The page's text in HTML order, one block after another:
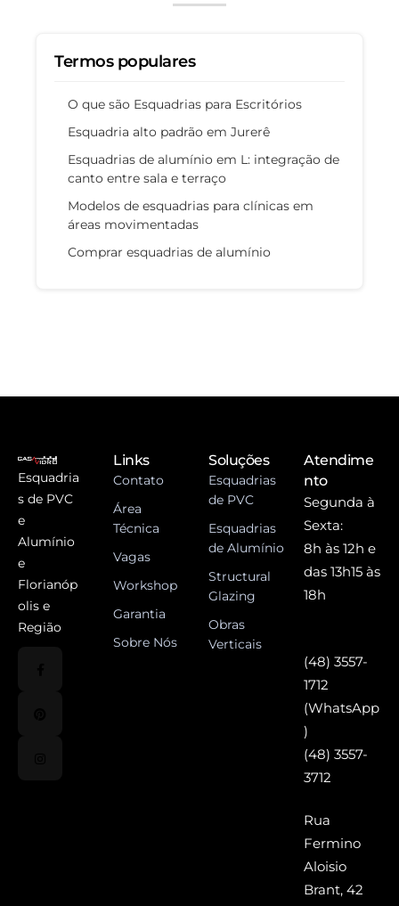
Termos populares
O que são Esquadrias para Escritórios
Esquadria alto padrão em Jurerê
Esquadrias de alumínio em L: integração de
canto entre sala e terraço
Modelos de esquadrias para clínicas em
áreas movimentadas
Comprar esquadrias de alumínio
Esquadria
s de PVC
e
Alumínio
e
Florianóp
olis e
Região
Links
Contato
Área
Técnica
Vagas
Workshop
Garantia
Sobre Nós
Soluções
Esquadrias
de PVC
Esquadrias
de Alumínio
Structural
Glazing
Obras
Verticais
Atendime
nto
Segunda à
Sexta:
8h às 12h e
das 13h15 às
18h
(48) 3557-
1712
(WhatsApp
)
(48) 3557-
3712
Rua
Fermino
Aloisio
Brant, 42